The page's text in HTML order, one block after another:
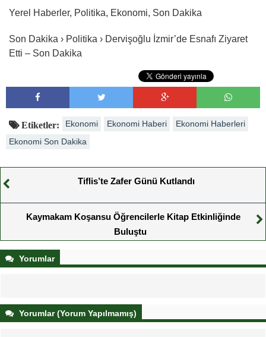
Yerel Haberler, Politika, Ekonomi, Son Dakika
Son Dakika › Politika › Dervişoğlu İzmir’de Esnafı Ziyaret
Etti – Son Dakika
Etiketler: Ekonomi Ekonomi Haberi
Ekonomi Haberleri
Ekonomi Son Dakika
Tiflis’te Zafer Günü Kutlandı
Kaymakam Koşansu Öğrencilerle Kitap Etkinliğinde
Buluştu
Yorumlar
Yorumlar (Yorum Yapılmamış)